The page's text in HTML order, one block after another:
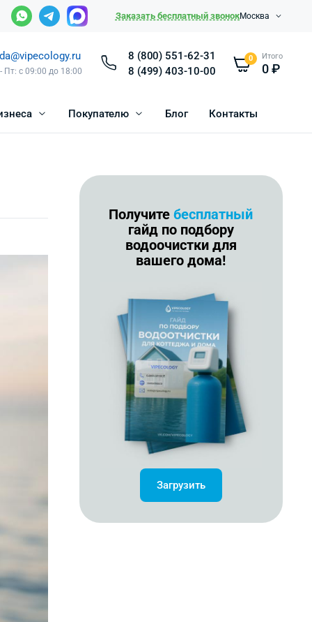
Заказать бесплатный звонокМосква
Пт: с 09:00 до 18:00
8 (800) 551-62-31
8 (499) 403-10-00
0 Итого
0₽
Покупателю Блог Контакты
Получитебесплатный
гайд по подбору
водоочистки для
вашего дома!
Загрузить